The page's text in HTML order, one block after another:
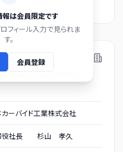
は会員限定です
フィール入力で見られま
す。
会員登録
告書および gBizINFO よ
ーバイド工業株式会社
役社長 杉山 孝久